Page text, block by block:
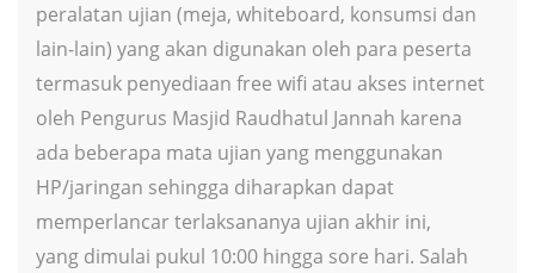
peralatan ujian (meja, whiteboard, konsumsi dan
lain-lain) yang akan digunakan oleh para peserta
termasuk penyediaan free wifi atau akses internet
oleh Pengurus Masjid Raudhatul Jannah karena
ada beberapa mata ujian yang menggunakan
HP/jaringan sehingga diharapkan dapat
memperlancar terlaksananya ujian akhir ini,
yang dimulai pukul 10:00 hingga sore hari. Salah